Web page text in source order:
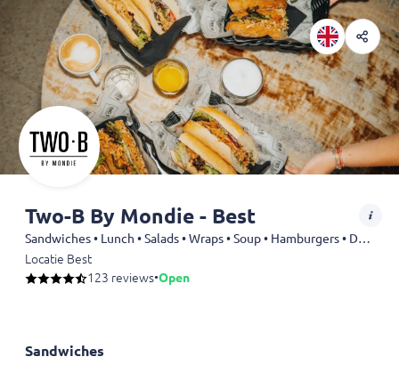
Two-B By Mondie - Best
Sandwiches • Lunch • Salads • Wraps • Soup • Hamburgers • Drinks
Locatie Best
123 reviews•Open
Sandwiches